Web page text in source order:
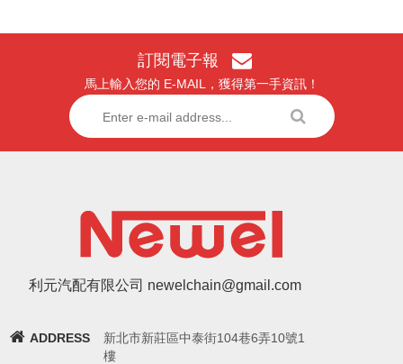
訂閱電子報
馬上輸入您的 E-MAIL，獲得第一手資訊！
利元汽配有限公司 newelchain@gmail.com
ADDRESS
新北市新莊區中泰街104巷6弄10號1
樓